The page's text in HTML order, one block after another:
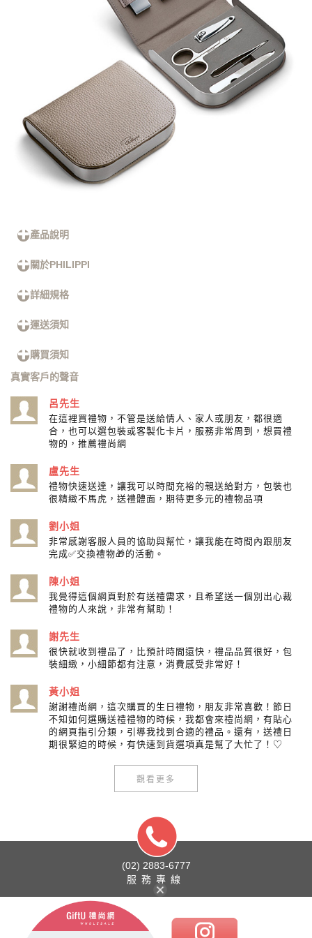
產品說明
關於PHILIPPI
詳細規格
運送須知
購買須知
真實客戶的聲音
呂先生
在這裡買禮物，不管是送給情人、家人或朋友，都很適
合，也可以選包裝或客製化卡片，服務非常周到，想買禮
物的，推薦禮尚網
盧先生
禮物快速送達，讓我可以時間充裕的親送給對方，包裝也
很精緻不馬虎，送禮體面，期待更多元的禮物品項
劉小姐
非常感謝客服人員的協助與幫忙，讓我能在時間內跟朋友
完成✅交換禮物🎁的活動。
陳小姐
我覺得這個網頁對於有送禮需求，且希望送一個別出心裁
禮物的人來說，非常有幫助！
謝先生
很快就收到禮品了，比預計時間還快，禮品品質很好，包
裝細緻，小細節都有注意，消費感受非常好！
黃小姐
謝謝禮尚網，這次購買的生日禮物，朋友非常喜歡！節日
不知如何選購送禮禮物的時候，我都會來禮尚網，有貼心
的網頁指引分類，引導我找到合適的禮品。還有，送禮日
期很緊迫的時候，有快速到貨選項真是幫了大忙了！♡
觀看更多
(02) 2883-6777
服務專線